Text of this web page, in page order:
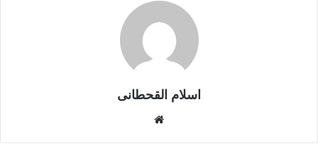
اسلام القحطانى